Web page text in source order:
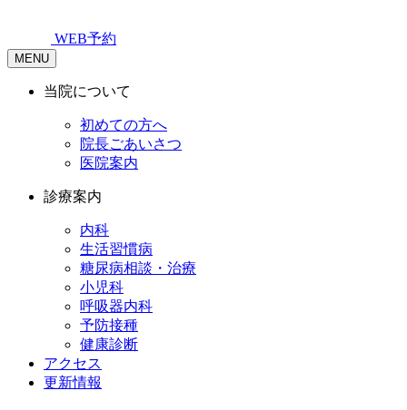
WEB予約
MENU
当院について
初めての方へ
院長ごあいさつ
医院案内
診療案内
内科
生活習慣病
糖尿病相談・治療
小児科
呼吸器内科
予防接種
健康診断
アクセス
更新情報